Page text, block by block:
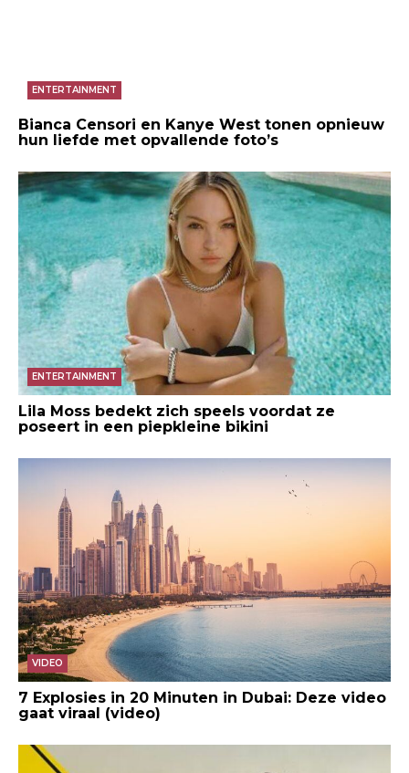
ENTERTAINMENT
Bianca Censori en Kanye West tonen opnieuw
hun liefde met opvallende foto’s
ENTERTAINMENT
Lila Moss bedekt zich speels voordat ze
poseert in een piepkleine bikini
VIDEO
7 Explosies in 20 Minuten in Dubai: Deze video
gaat viraal (video)